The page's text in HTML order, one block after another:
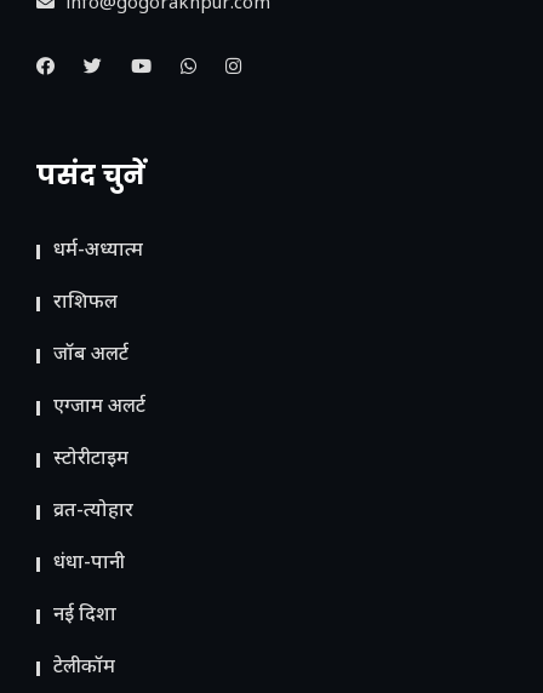
info@gogorakhpur.com
पसंद चुनें
धर्म-अध्यात्म
राशिफल
जॉब अलर्ट
एग्जाम अलर्ट
स्टोरीटाइम
व्रत-त्योहार
धंधा-पानी
नई दिशा
टेलीकॉम